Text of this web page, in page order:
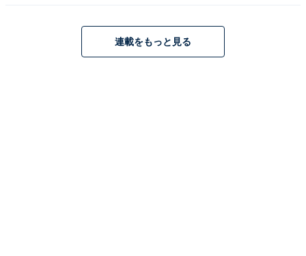
区」、2位「名古屋市昭和区」、1位は2年連続で…！
連載をもっと見る